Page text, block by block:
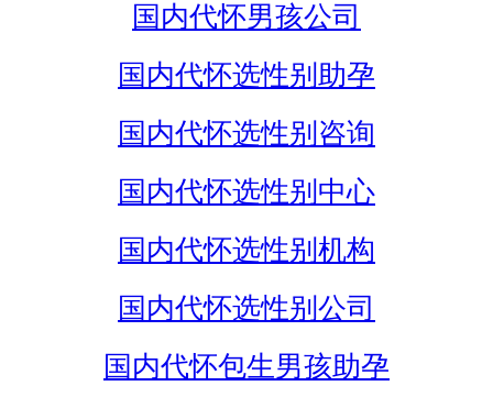
国内代怀男孩公司
国内代怀选性别助孕
国内代怀选性别咨询
国内代怀选性别中心
国内代怀选性别机构
国内代怀选性别公司
国内代怀包生男孩助孕